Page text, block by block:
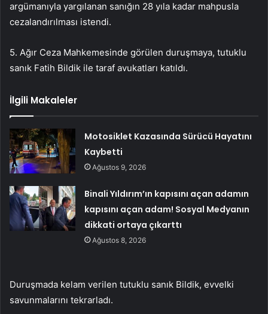
argümanıyla yargılanan sanığın 28 yıla kadar mahpusla
cezalandırılması istendi.
5. Ağır Ceza Mahkemesinde görülen duruşmaya, tutuklu
sanık Fatih Bildik ile taraf avukatları katıldı.
İlgili Makaleler
Motosiklet Kazasında Sürücü Hayatını
Kaybetti
Ağustos 9, 2026
Binali Yıldırım’ın kapısını açan adamın
kapısını açan adam! Sosyal Medyanın
dikkati ortaya çıkarttı
Ağustos 8, 2026
Duruşmada kelam verilen tutuklu sanık Bildik, evvelki
savunmalarını tekrarladı.